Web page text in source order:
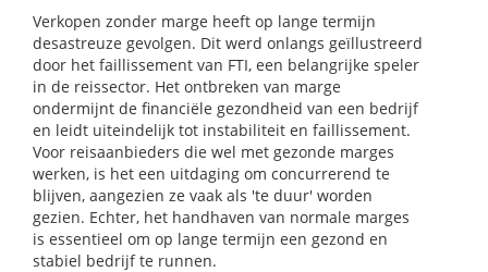
Verkopen zonder marge heeft op lange termijn
desastreuze gevolgen. Dit werd onlangs geïllustreerd
door het faillissement van FTI, een belangrijke speler
in de reissector. Het ontbreken van marge
ondermijnt de financiële gezondheid van een bedrijf
en leidt uiteindelijk tot instabiliteit en faillissement.
Voor reisaanbieders die wel met gezonde marges
werken, is het een uitdaging om concurrerend te
blijven, aangezien ze vaak als 'te duur' worden
gezien. Echter, het handhaven van normale marges
is essentieel om op lange termijn een gezond en
stabiel bedrijf te runnen.